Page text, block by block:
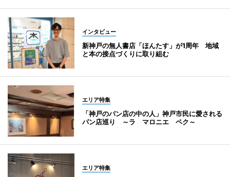
インタビュー
新神戸の無人書店「ほんたす」が1周年 地域
と本の接点づくりに取り組む
エリア特集
「神戸のパン店の中の人」神戸市民に愛される
パン店巡り ～ラ マロニエ ペク～
エリア特集